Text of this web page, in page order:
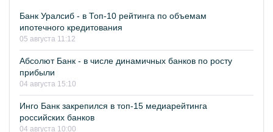
Банк Уралсиб - в Топ-10 рейтинга по объемам
ипотечного кредитования
05 августа 11:12
Абсолют Банк - в числе динамичных банков по росту
прибыли
04 августа 15:10
Инго Банк закрепился в топ-15 медиарейтинга
российских банков
04 августа 10:00